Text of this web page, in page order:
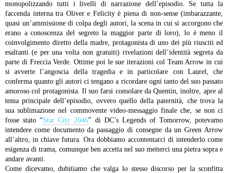
monopolizzando tutti i livelli di narrazione dell’episodio.
Se tutta la
faccenda interna tra Oliver e Felicity è piena di non-sense (imbarazzante,
quasi un’ammissione di colpa degli autori, la scena in cui si accorgono che
erano a conoscenza del segreto la maggior parte di loro), lo è meno il
coinvolgimento diretto della madre, protagonista di uno dei più riusciti ed
esaltanti (e per una volta non gratuiti) rivelazioni dell’identità segreta da
parte di Freccia Verde. Ottime poi le sue iterazioni col Team Arrow in cui
si avverte l’angoscia della tragedia e in particolare con Laurel, che
conferma quanto gli autori ci tengano a ricordare ogni tanto del suo passato
amoroso col protagonista. Il suo farsi consolare da Quentin, inoltre, apre al
tema principale dell’episodio, ovvero quello della paternità, che trova la
sua sublimazione nel commovente video-messaggio finale che, se non ci
fosse stato “Star City 2046” di DC’s Legends of Tomorrow, potevamo
intendere come documento da passaggio di consegne da un Green Arrow
all’altro, in chiave futura. Ora dobbiamo accontentarci di intenderlo come
esigenza di trama, comunque ben accetta nel suo metterci una pietra sopra e
andare avanti.
Come dicevamo, dubitiamo che valga lo stesso discorso per la sconfitta